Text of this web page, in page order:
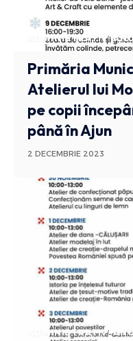
ADMINISTRATIV
Primăria
Atelierul lui
pe copii
până în Ajun
2 DECEMBRIE 2023
ADMINISTRATIV